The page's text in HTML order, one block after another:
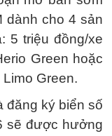
dành cho 4 sản
5 triệu đồng/xe
Green hoặc
Green.
đăng ký biển số
sẽ được hưởng